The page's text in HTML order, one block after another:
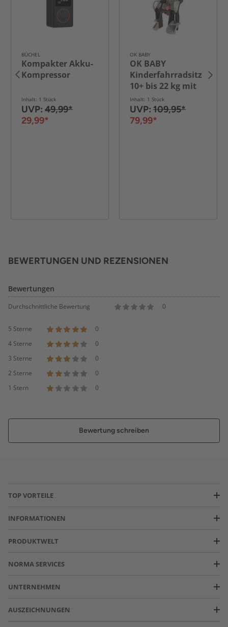
BÜCHEL
Kompakter Akku-
Kompressor
Inhalt: 1 Stück
UVP: 49,99*
29,99*
OK BABY
OK BABY
Kinderfahrradsitz
10+ bis 22 kg mit
Liegefunktion
Inhalt: 1 Stück
UVP: 109,95*
79,99*
BEWERTUNGEN UND REZENSIONEN
Bewertungen
Durchschnittliche Bewertung 0
5 Sterne
0
4 Sterne
0
3 Sterne
0
2 Sterne
0
1 Stern
0
Bewertung schreiben
TOP VORTEILE
INFORMATIONEN
PRODUKTWELT
NORMA SERVICES
UNTERNEHMEN
AUSZEICHNUNGEN